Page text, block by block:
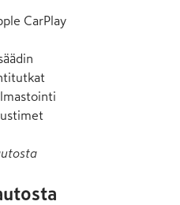
CarPlay